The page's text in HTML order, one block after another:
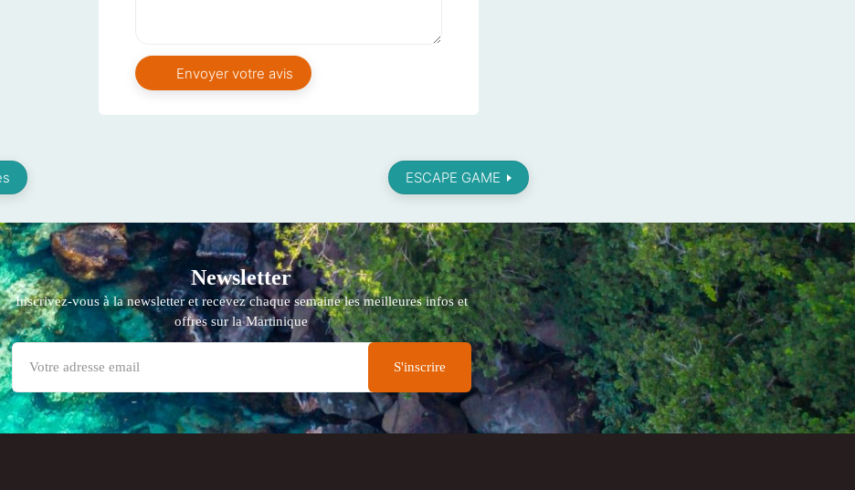
ESCAPE GAME
Newsletter
Inscrivez-vous à la newsletter et recevez chaque semaine les meilleures infos et
offres sur la Martinique